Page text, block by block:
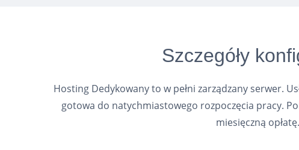
Szczegóły
Hosting Dedykowany to w pełni zarządzany serwer.
gotowa do natychmiastowego rozpoczęcia pracy.
miesięczną opłatę.